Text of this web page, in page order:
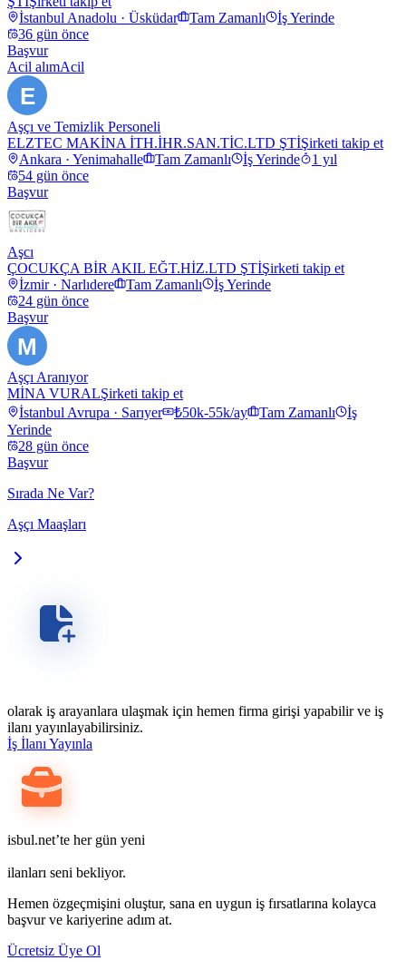
İstanbul Anadolu · Üsküdar
Tam Zamanlı
İş Yerinde
36 gün önce
Başvur
Acil alımAcil
E
Aşçı ve Temizlik Personeli
ELZTEC MAKİNA İTH.İHR.SAN.TİC.LTD ŞTİŞirketi takip et
Ankara · Yenimahalle
Tam Zamanlı İş Yerinde
1 yıl
54 gün önce
Başvur
Aşcı
ÇOCUKÇA BİR AKIL EĞT.HİZ.LTD ŞTİŞirketi takip et
İzmir · Narlıdere
Tam Zamanlı
İş Yerinde
24 gün önce
Başvur
M
Aşçı Aranıyor
MİNA VURALŞirketi takip et
İstanbul Avrupa · Sarıyer
₺50k-55k/ay Tam Zamanlı
İş
Yerinde
28 gün önce
Başvur
Sırada Ne Var?
Aşçı Maaşları
olarak iş arayanlara ulaşmak için hemen firma girişi yapabilir ve iş
ilanı yayınlayabilirsiniz.
İş İlanı Yayınla
isbul.net’te her gün yeni
ilanları seni bekliyor.
Hemen özgeçmişini oluştur, sana en uygun iş fırsatlarına kolayca
başvur ve kariyerine adım at.
Ücretsiz Üye Ol